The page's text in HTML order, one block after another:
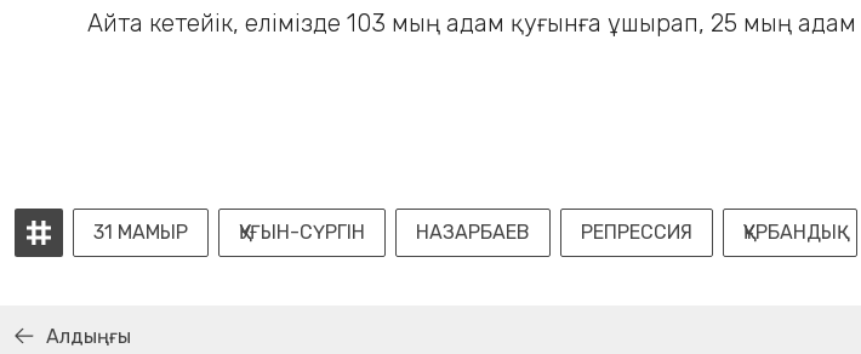
Айта кетейік, елімізде 103 мың адам қуғынға ұшырап, 25 мың адам
31 МАМЫР ҚУҒЫН-СҮРГІН НАЗАРБАЕВ РЕПРЕССИЯ ҚҰРБАНДЫҚ
Алдыңғы